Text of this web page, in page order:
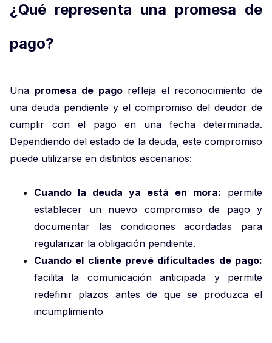
¿Qué representa una promesa de
pago?
Una promesa de pagorefleja el reconocimiento de
una deuda pendiente y el compromiso del deudor de
cumplir con el pago en una fecha determinada.
Dependiendo del estado de la deuda, este compromiso
puede utilizarse en distintos escenarios:
Cuando la deuda ya está en mora: permite
establecer un nuevo compromiso de pago y
documentar las condiciones acordadas para
regularizar la obligación pendiente.
Cuando el cliente prevé dificultades de pago:
facilita la comunicación anticipada y permite
redefinir plazos antes de que se produzca el
incumplimiento